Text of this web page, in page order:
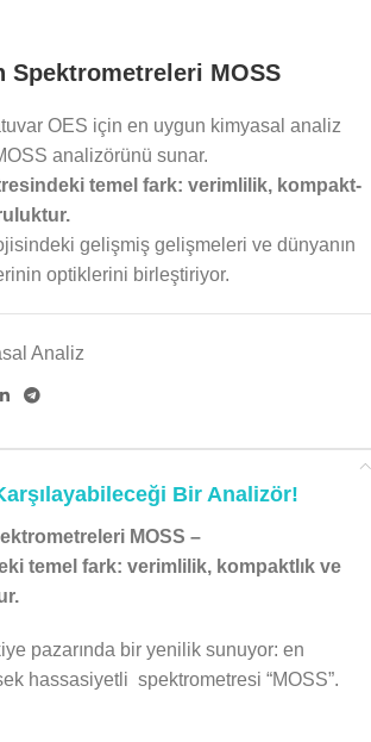
Spektrometreleri MOSS
OES için en uygun kimyasal analiz
analizörünü sunar.
temel fark: verimlilik, kompakt-
gelişmiş gelişmeleri ve dünyanın
optiklerini birleştiriyor.
Analiz
Bir Analizör!
MOSS –
temel fark: verimlilik, kompaktlık ve
pazarında bir yenilik sunuyor: en
hassasiyetli spektrometresi “MOSS”.